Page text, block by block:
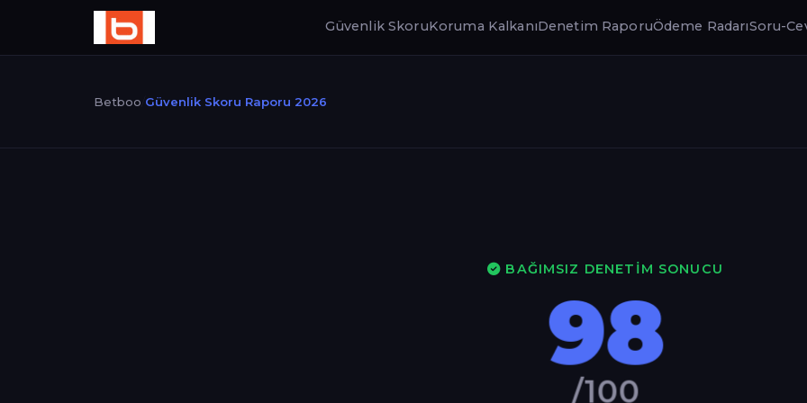
Güvenlik SkoruKoruma KalkanıDenetim RaporuÖdeme RadarıSoru-
Betboo Güvenlik Skoru Raporu 2026
BAĞIMSIZ DENETIM SONUCU
98
/100